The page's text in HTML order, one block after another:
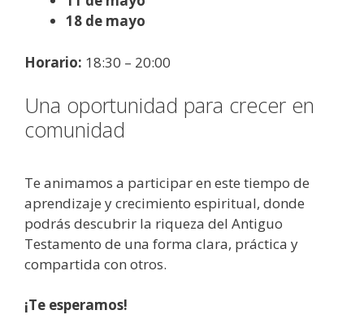
18 de mayo
Horario: 18:30 – 20:00
Una oportunidad para crecer en
comunidad
Te animamos a participar en este tiempo de
aprendizaje y crecimiento espiritual, donde
podrás descubrir la riqueza del Antiguo
Testamento de una forma clara, práctica y
compartida con otros.
¡Te esperamos!